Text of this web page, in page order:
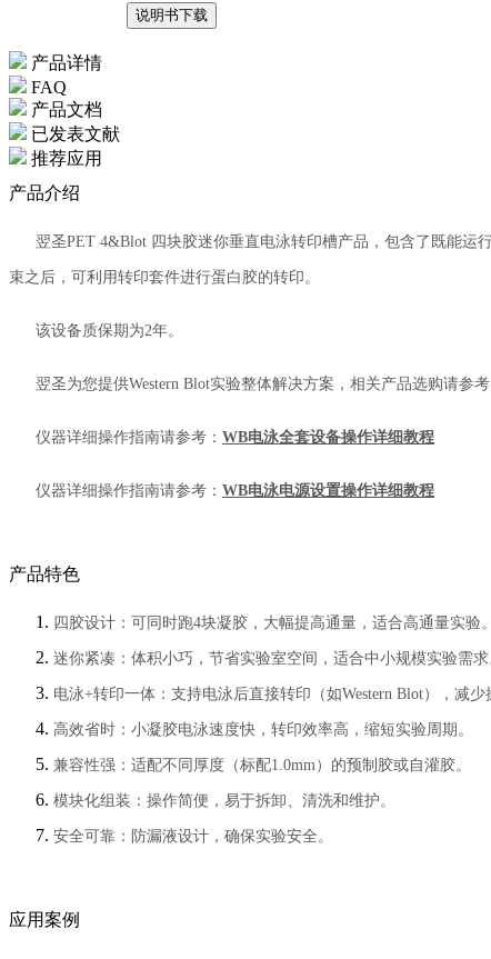
说明书下载
产品详情
FAQ
产品文档
已发表文献
推荐应用
产品介绍
翌圣PET 4&Blot 四块胶迷你垂直电泳转印槽产品，包含了既能
束之后，可利用转印套件进行蛋白胶的转印。
该设备质保期为2年。
翌圣为您提供Western Blot实验整体解决方案，相关产品选购请参考
仪器详细操作指南请参考： WB电泳全套设备操作详细教程
仪器详细操作指南请参考： WB电泳电源设置操作详细教程
产品特色
四胶设计：可同时跑4块凝胶，大幅提高通量，适合高通量实验。
迷你紧凑：体积小巧，节省实验室空间，适合中小规模实验需求
电泳+转印一体：支持电泳后直接转印（如Western Blot），减少
高效省时：小凝胶电泳速度快，转印效率高，缩短实验周期。
兼容性强：适配不同厚度（标配1.0mm）的预制胶或自灌胶。
模块化组装：操作简便，易于拆卸、清洗和维护。
安全可靠：防漏液设计，确保实验安全。
应用案例